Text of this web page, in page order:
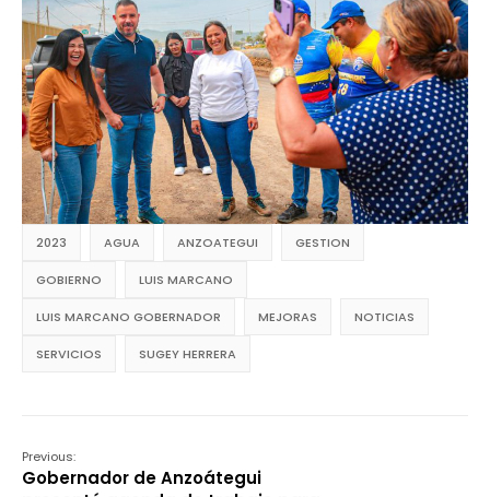
2023 AGUA ANZOATEGUI GESTION
GOBIERNO LUIS MARCANO
LUIS MARCANO GOBERNADOR MEJORAS NOTICIAS
SERVICIOS SUGEY HERRERA
Previous:
Gobernador de Anzoátegui